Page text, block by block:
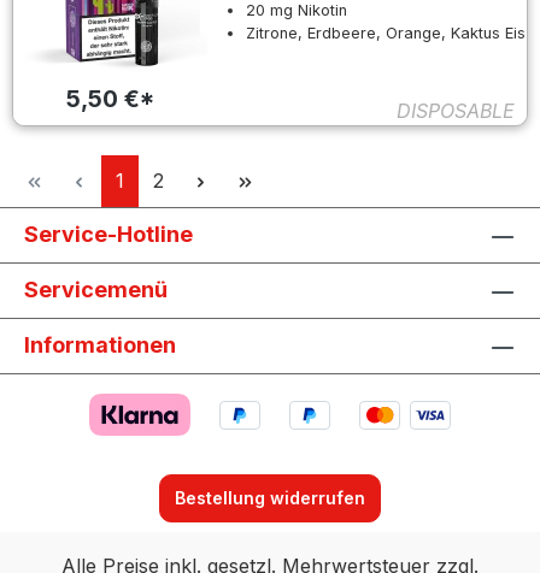
5,50 €*
20 mg Nikotin
Zitrone, Erdbeere, Orange, Kaktus Eis
DISPOSABLE
Seite
1 Seite
2
Service-Hotline
Servicemenü
Informationen
Bestellung widerrufen
Alle Preise inkl. gesetzl. Mehrwertsteuer zzgl.